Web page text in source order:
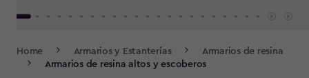
Navigation
Home Armarios y Estanterías
Armarios de resina
Armarios de resina altos y escoberos